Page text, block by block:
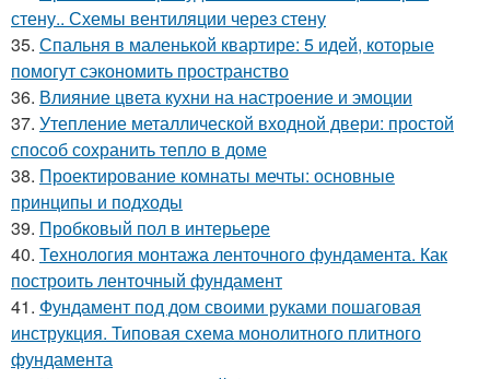
стену.. Схемы вентиляции через стену
35. Спальня в маленькой квартире: 5 идей, которые
помогут сэкономить пространство
36. Влияние цвета кухни на настроение и эмоции
37. Утепление металлической входной двери: простой
способ сохранить тепло в доме
38. Проектирование комнаты мечты: основные
принципы и подходы
39. Пробковый пол в интерьере
40. Технология монтажа ленточного фундамента. Как
построить ленточный фундамент
41. Фундамент под дом своими руками пошаговая
инструкция. Типовая схема монолитного плитного
фундамента